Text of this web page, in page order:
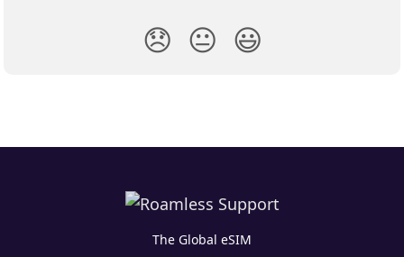
😞 😐 😃
The Global eSIM